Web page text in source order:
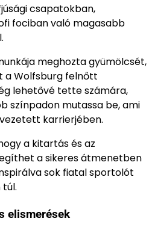
csapatokban,
fociban való magasabb
meghozta gyümölcsét,
Wolfsburg felnőtt
lehetővé tette számára,
színpadon mutassa be, ami
karrierjében.
a kitartás és az
a sikeres átmenetben
sok fiatal sportolót
elismerések